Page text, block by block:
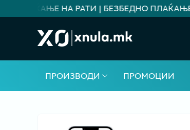
ПЛАЌАЊЕ НА РАТИ | БЕЗБЕДНО ПЛАЌАЊЕ |
ПРОИЗВОДИ ПРОМОЦИИ